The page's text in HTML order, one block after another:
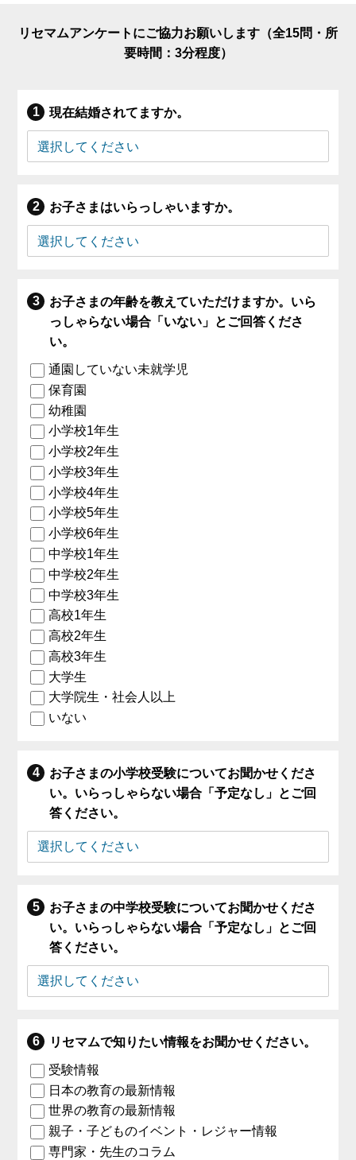
リセマムアンケートにご協力お願いします（全15問・所
要時間：3分程度）
現在結婚されてますか。
お子さまはいらっしゃいますか。
お子さまの年齢を教えていただけますか。いら
っしゃらない場合「いない」とご回答くださ
い。
通園していない未就学児
保育園
幼稚園
小学校1年生
小学校2年生
小学校3年生
小学校4年生
小学校5年生
小学校6年生
中学校1年生
中学校2年生
中学校3年生
高校1年生
高校2年生
高校3年生
大学生
大学院生・社会人以上
いない
お子さまの小学校受験についてお聞かせくださ
い。いらっしゃらない場合「予定なし」とご回
答ください。
お子さまの中学校受験についてお聞かせくださ
い。いらっしゃらない場合「予定なし」とご回
答ください。
リセマムで知りたい情報をお聞かせください。
受験情報
日本の教育の最新情報
世界の教育の最新情報
親子・子どものイベント・レジャー情報
専門家・先生のコラム